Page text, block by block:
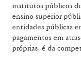
institutos públicos
ensino superior
entidades públicas
pagamentos em
próprias, é da